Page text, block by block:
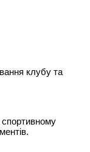
клубу та
спортивному